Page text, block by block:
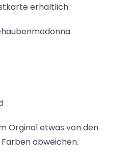
erhältlich.
Orginal etwas von den
abweichen.